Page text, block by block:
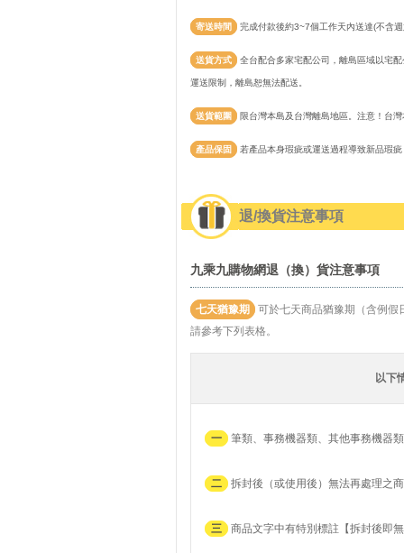
寄送時間 完成付款後約3~7個工作天內送達(不含
送貨方式 全台配合多家宅配公司，離島區域以宅
運送限制，離島恕無法配送。
送貨範圍 限台灣本島及台灣離島地區。注意！台
產品保固 若產品本身瑕疵或運送過程導致新品瑕
退/換貨注意事項
九乘九購物網退（換）貨注意事項
七天猶豫期
可於七天商品猶豫期（含例假
請參考下列表格。
以下
一 筆類、事務機器類、其他事務機器
二 拆封後（或使用後）無法再處理之
三 商品文字中有特別標註【拆封後即